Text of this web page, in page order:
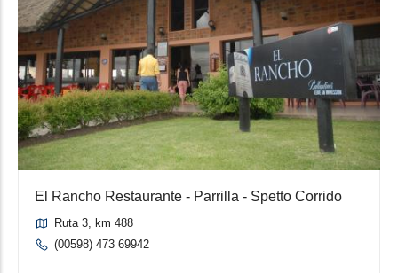
El Rancho Restaurante - Parrilla - Spetto Corrido
Ruta 3, km 488
(00598) 473 69942